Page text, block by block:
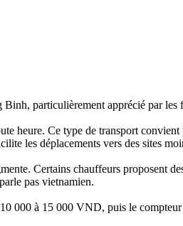
particulièrement apprécié par
heure. Ce type de transport
les déplacements vers des sites
Certains chauffeurs proposent
pas vietnamien.
000 à 15 000 VND, puis le